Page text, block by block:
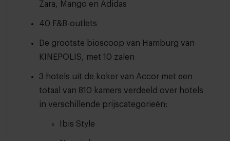
Zara, Mango en Adidas
40 F&B-outlets
De grootste bioscoop van Hamburg van
KINEPOLIS, met 10 zalen
3 hotels uit de koker van Accor met een
totaal van 810 kamers verdeeld over hotels
in verschillende prijscategorieën:
Ibis Style